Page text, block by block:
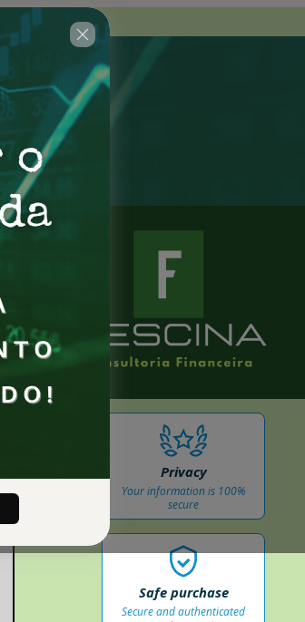
Privacy
Your information is 100%
secure
Safe purchase
Secure and authenticated